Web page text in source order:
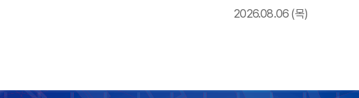
2026.08.06 (목)